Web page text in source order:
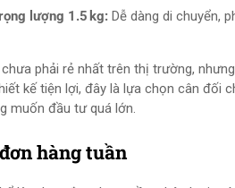
lượng 1.5 kg: Dễ dàng di chuyển,
chưa phải rẻ nhất trên thị trường,
kế tiện lợi, đây là lựa chọn cân đối
muốn đầu tư quá lớn.
hàng tuần